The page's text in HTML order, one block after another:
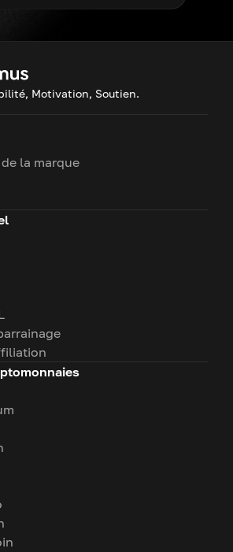
Motivation, Soutien.
la marque